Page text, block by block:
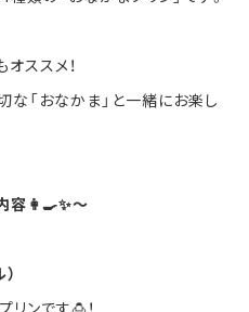
ススメ！
な「おなかま」と一緒にお楽し
容👩‍🍳✨～